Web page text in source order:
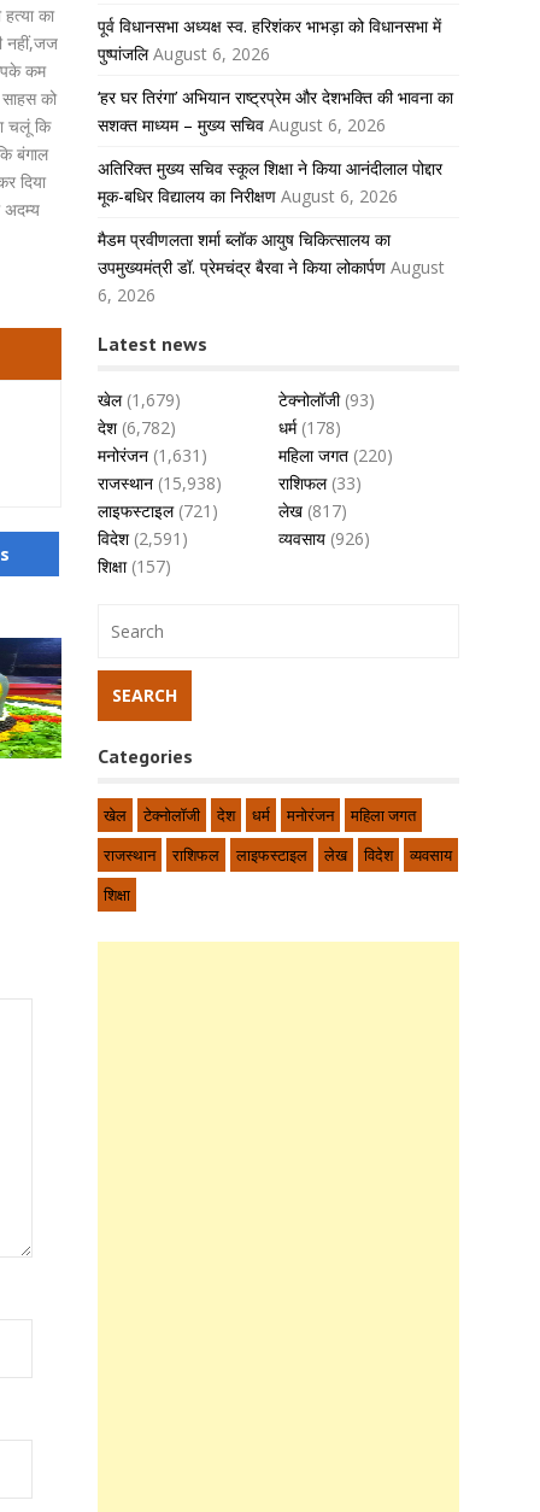
का
नहीं,जज
कम
को
चलूं कि
बंगाल
दिया
अदम्य
पूर्व विधानसभा अध्यक्ष स्व. हरिशंकर भाभड़ा को विधानसभा में
पुष्पांजलि August 6, 2026
‘हर घर तिरंगा’ अभियान राष्ट्रप्रेम और देशभक्ति की भावना का
सशक्त माध्यम – मुख्य सचिव August 6, 2026
अतिरिक्त मुख्य सचिव स्कूल शिक्षा ने किया आनंदीलाल पोद्दार
मूक-बधिर विद्यालय का निरीक्षण August 6, 2026
मैडम प्रवीणलता शर्मा ब्लॉक आयुष चिकित्सालय का
उपमुख्यमंत्री डॉ. प्रेमचंद्र बैरवा ने किया लोकार्पण August
6, 2026
Latest news
खेल(1,679) टेक्नोलॉजी(93)
देश(6,782) धर्म(178)
मनोरंजन (1,631) महिला जगत (220)
राजस्थान (15,938) राशिफल(33)
लाइफस्टाइल(721) लेख (817)
विदेश(2,591) व्यवसाय (926)
शिक्षा(157)
Categories
खेल टेक्नोलॉजी देश धर्म मनोरंजन
महिला जगत
राजस्थान
राशिफल लाइफस्टाइल लेख विदेश
व्यवसाय
शिक्षा